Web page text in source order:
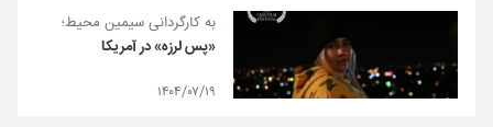
به کارگردانی سیمین محیط؛
«پس‌ لرزه» در آمریکا
۱۴۰۴/۰۷/۱۹